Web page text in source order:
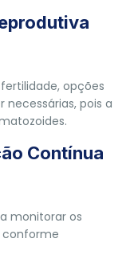
opções
pois a
Contínua
monitorar os